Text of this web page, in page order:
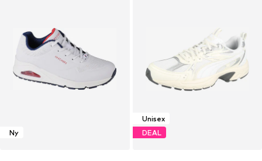
Ny
Unisex
DEAL